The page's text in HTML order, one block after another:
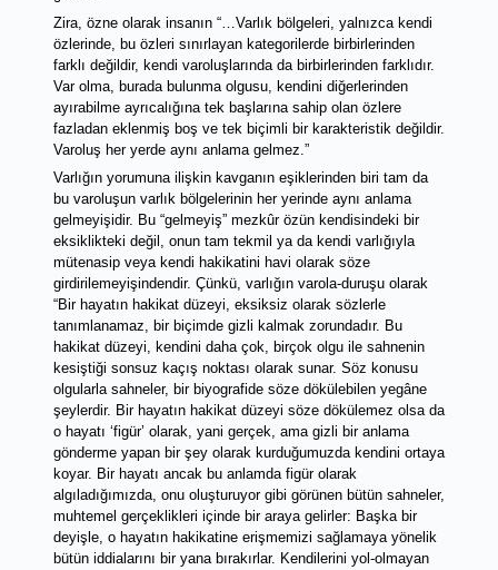
Zira, özne olarak insanın “…Varlık bölgeleri, yalnızca kendi
özlerinde, bu özleri sınırlayan kategorilerde birbirlerinden
farklı değildir, kendi varoluşlarında da birbirlerinden farklıdır.
Var olma, burada bulunma olgusu, kendini diğerlerinden
ayırabilme ayrıcalığına tek başlarına sahip olan özlere
fazladan eklenmiş boş ve tek biçimli bir karakteristik değildir.
Varoluş her yerde aynı anlama gelmez.”
Varlığın yorumuna ilişkin kavganın eşiklerinden biri tam da
bu varoluşun varlık bölgelerinin her yerinde aynı anlama
gelmeyişidir. Bu “gelmeyiş” mezkûr özün kendisindeki bir
eksiklikteki değil, onun tam tekmil ya da kendi varlığıyla
mütenasip veya kendi hakikatini havi olarak söze
girdirilemeyişindendir. Çünkü, varlığın varola-duruşu olarak
“Bir hayatın hakikat düzeyi, eksiksiz olarak sözlerle
tanımlanamaz, bir biçimde gizli kalmak zorundadır. Bu
hakikat düzeyi, kendini daha çok, birçok olgu ile sahnenin
kesiştiği sonsuz kaçış noktası olarak sunar. Söz konusu
olgularla sahneler, bir biyografide söze dökülebilen yegâne
şeylerdir. Bir hayatın hakikat düzeyi söze dökülemez olsa da
o hayatı ‘figür’ olarak, yani gerçek, ama gizli bir anlama
gönderme yapan bir şey olarak kurduğumuzda kendini ortaya
koyar. Bir hayatı ancak bu anlamda figür olarak
algıladığımızda, onu oluşturuyor gibi görünen bütün sahneler,
muhtemel gerçeklikleri içinde bir araya gelirler: Başka bir
deyişle, o hayatın hakikatine erişmemizi sağlamaya yönelik
bütün iddialarını bir yana bırakırlar. Kendilerini yol-olmayan